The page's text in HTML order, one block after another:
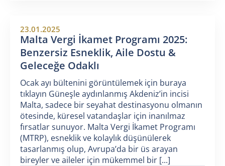
23.01.2025
Malta Vergi İkamet Programı 2025:
Benzersiz Esneklik, Aile Dostu &
Geleceğe Odaklı
Ocak ayı bültenini görüntülemek için buraya
tıklayın Güneşle aydınlanmış Akdeniz’in incisi
Malta, sadece bir seyahat destinasyonu olmanın
ötesinde, küresel vatandaşlar için inanılmaz
fırsatlar sunuyor. Malta Vergi İkamet Programı
(MTRP), esneklik ve kolaylık düşünülerek
tasarlanmış olup, Avrupa’da bir üs arayan
bireyler ve aileler için mükemmel bir [...]